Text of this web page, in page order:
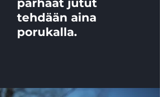
parhaat jutut
tehdään aina
porukalla.